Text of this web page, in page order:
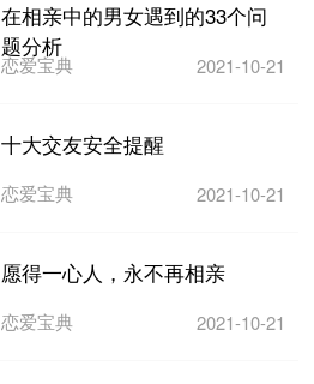
在相亲中的男女遇到的33个问
题分析
恋爱宝典 2021-10-21
十大交友安全提醒
恋爱宝典 2021-10-21
愿得一心人，永不再相亲
恋爱宝典 2021-10-21